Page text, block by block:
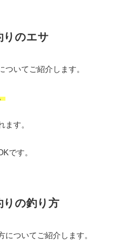
りのエサ
ついてご紹介します。
ます。
です。
りの釣り方
についてご紹介します。